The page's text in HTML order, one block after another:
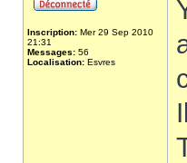
Inscription: Mer 29 Sep 2010
21:31
Messages: 56
Localisation: Esvres